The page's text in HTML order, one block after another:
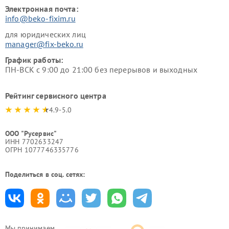
Электронная почта:
info@beko-fixim.ru
для юридических лиц
manager@fix-beko.ru
График работы:
ПН-ВСК с 9:00 до 21:00 без перерывов и выходных
Рейтинг сервисного центра
4.9-5.0
ООО "Русервис"
ИНН 7702633247
ОГРН 1077746335776
Поделиться в соц. сетях: